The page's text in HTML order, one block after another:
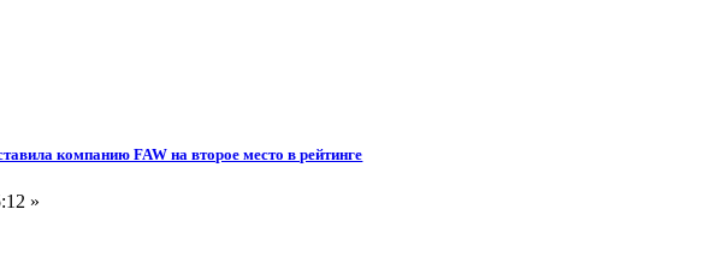
компанию FAW на второе место в рейтинге
»